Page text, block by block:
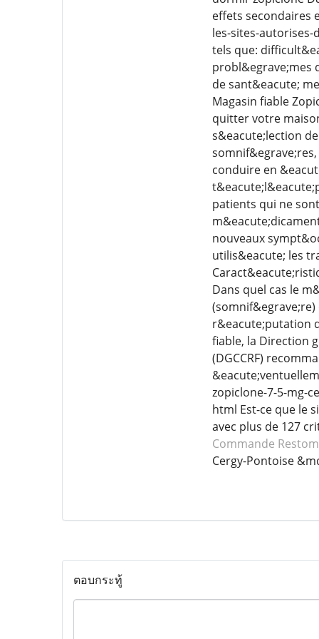
effets secondaires
les-sites-autorises-
tels que:
probl&egrave;mes
de sant&eacute;
Magasin fiable
quitter votre
s&eacute;lection
conduire en
patients qui ne
nouveaux
utilis&eacute; les
Dans quel cas le
r&eacute;putation
fiable, la Direction
(DGCCRF)
zopiclone-7-5-mg-
html Est-ce que le
avec plus de 127
Commande
Cergy-Pontoise
ตอบกระทู้